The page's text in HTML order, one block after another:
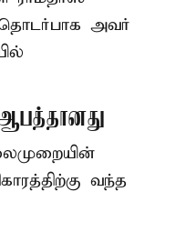
தொடர்பாக அவர்
வந்த